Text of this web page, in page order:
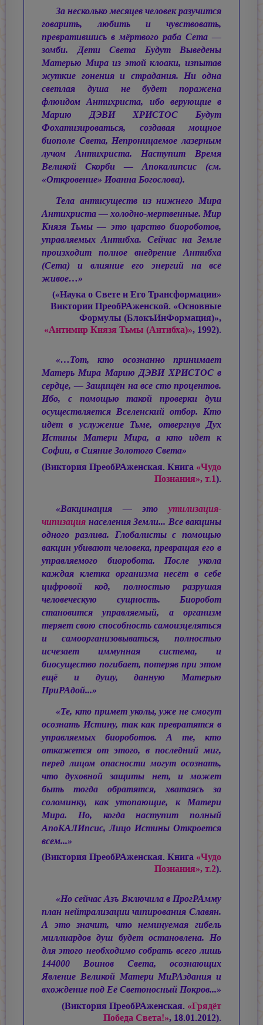
За несколько месяцев человек разучится
говарить, любить и чувствовать,
превратившись в мёртвого раба Сета —
зомби. Дети Света Будут Выведены
Матерью Мира из этой клоаки, изпытав
жуткие гонения и страдания. Ни одна
светлая душа не будет поражена
флюидом Антихриста, ибо верующие в
Марию ДЭВИ ХРИСТОС Будут
Фохатизироваться, создавая мощное
биополе Света, Непроницаемое лазерным
лучом Антихриста. Наступит Время
Великой Скорби — Апокалипсис (см.
«Откровение» Иоанна Богослова).
Тела антисуществ из нижнего Мира
Антихриста — холодно-мертвенные. Мир
Князя Тьмы — это царство биороботов,
управляемых Антибха. Сейчас на Земле
произходит полное внедрение Антибха
(Сета) и влияние его энергий на всё
живое…»
(«Наука о Свете и Его Трансформации»
Виктории ПреобРАженской. «Основные
Формулы (БлокъИнФормация)»,
«Антимир Князя Тьмы (Антибха)», 1992).
«…Тот, кто осознанно принимает
Матерь Мира Марию ДЭВИ ХРИСТОСв
сердце, — Защищён на все сто процентов.
Ибо, с помощью такой проверки душ
осуществляется Вселенский отбор. Кто
идёт в услужение Тьме, отвергнув Дух
Истины Матери Мира, а кто идёт к
Софии, в Сияние Золотого Света»
(Виктория ПреобРАженская. Книга «Чудо
Познания», т.1).
«Вакцинация — это утилизация-
чипизация населения Земли... Все вакцины
одного разлива. Глобалисты с помощью
вакцин убивают человека, превращая его в
управляемого биоробота. После укола
каждая клетка организма несёт в себе
цифровой код, полностью разрушая
человеческую сущность. Биоробот
становится управляемый, а организм
теряет свою способность самоизцеляться
и самоорганизовываться, полностью
исчезает иммунная система, и
биосущество погибает, потеряв при этом
ещё и душу, данную Матерью
ПриРАдой...»
«Те, кто примет уколы, уже не смогут
осознать Истину, так как превратятся в
управляемых биороботов. А те, кто
откажется от этого, в последний миг,
перед лицом опасности могут осознать,
что духовной защиты нет, и может
быть тогда обратятся, хватаясь за
соломинку, как утопающие, к Матери
Мира. Но, когда наступит полный
АпоКАЛИпсис, Лицо Истины Откроется
всем...»
(Виктория ПреобРАженская. Книга «Чудо
Познания», т.2).
«Но сейчас Азъ Включила в ПрогРАмму
план нейтрализации чипирования Славян.
А это значит, что неминуемая гибель
миллиардов душ будет остановлена. Но
для этого необходимо собрать всего лишь
144000 Воинов Света, осознающих
Явление Великой Матери МиРАздания и
вхождение под Её Светоносный Покров...»
(Виктория ПреобРАженская. «Грядёт
Победа Света!», 18.01.2012).